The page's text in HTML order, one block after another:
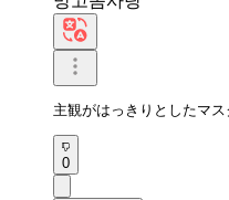
主観がはっきりとしたマ
0